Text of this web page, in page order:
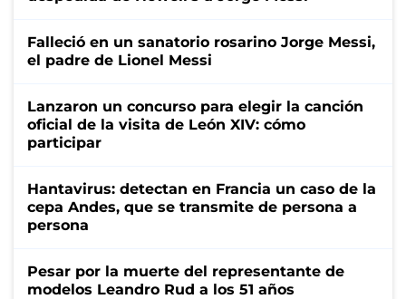
Falleció en un sanatorio rosarino Jorge Messi,
el padre de Lionel Messi
Lanzaron un concurso para elegir la canción
oficial de la visita de León XIV: cómo
participar
Hantavirus: detectan en Francia un caso de la
cepa Andes, que se transmite de persona a
persona
Pesar por la muerte del representante de
modelos Leandro Rud a los 51 años